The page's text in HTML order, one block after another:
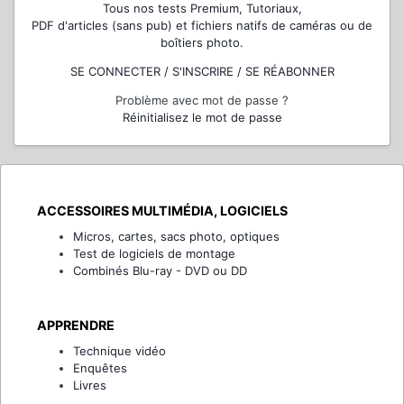
Tous nos tests Premium, Tutoriaux,
PDF d'articles (sans pub) et fichiers natifs de caméras ou de
boîtiers photo.
SE CONNECTER / S'INSCRIRE / SE RÉABONNER
Problème avec mot de passe ?
Réinitialisez le mot de passe
ACCESSOIRES MULTIMÉDIA, LOGICIELS
Micros, cartes, sacs photo, optiques
Test de logiciels de montage
Combinés Blu-ray - DVD ou DD
APPRENDRE
Technique vidéo
Enquêtes
Livres